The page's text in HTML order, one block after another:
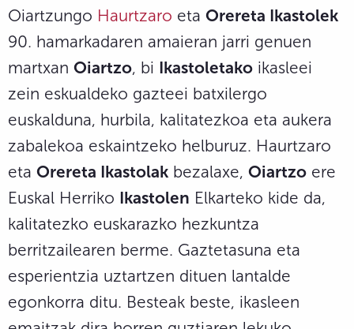
Oiartzungo Haurtzaro eta Orereta Ikastolek
90. hamarkadaren amaieran jarri genuen
martxan Oiartzo, bi Ikastoletako ikasleei
zein eskualdeko gazteei batxilergo
euskalduna, hurbila, kalitatezkoa eta aukera
zabalekoa eskaintzeko helburuz. Haurtzaro
eta Orereta Ikastolak bezalaxe, Oiartzo ere
Euskal Herriko Ikastolen Elkarteko kide da,
kalitatezko euskarazko hezkuntza
berritzailearen berme. Gaztetasuna eta
esperientzia uztartzen dituen lantalde
egonkorra ditu. Besteak beste, ikasleen